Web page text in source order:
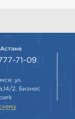
71-09
ул.
2, Бизнес